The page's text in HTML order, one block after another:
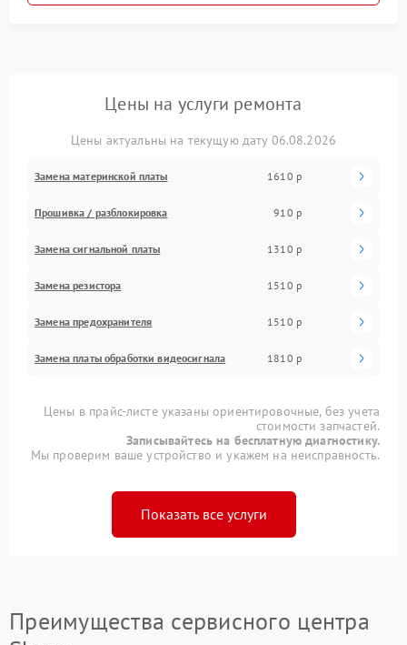
Цены на услуги ремонта
Цены актуальны на текущую дату 06.08.2026
Замена материнской платы 1610 р
Прошивка / разблокировка 910 р
Замена сигнальной платы 1310 р
Замена резистора 1510 р
Замена предохранителя 1510 р
Замена платы обработки видеосигнала 1810 р
Цены в прайс-листе указаны ориентировочные, без учета
стоимости запчастей.
Записывайтесь на бесплатную диагностику.
Мы проверим ваше устройство и укажем на неисправность.
Показать все услуги
Преимущества сервисного центра